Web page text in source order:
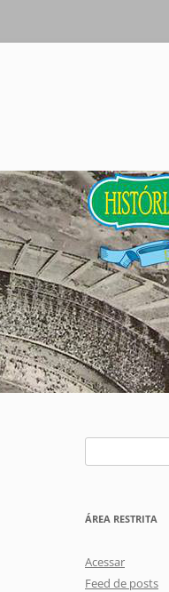
por:
ÁREA RESTRITA
Acessar
Feed de posts